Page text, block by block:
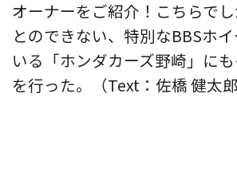
オーナーをご紹介！こちらで
とのできない、特別なBBSホ
いる「ホンダカーズ野崎」に
を行った。（Text：佐橋 健太郎